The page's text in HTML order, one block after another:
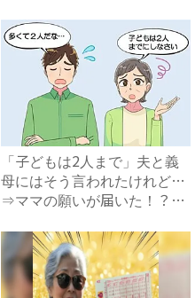
「子どもは2人まで」夫と義
母にはそう言われたけれど…
⇒ママの願いが届いた！？